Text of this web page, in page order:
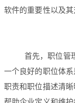
软件的重要性以及其
首先，职位管
一个良好的职位体
职责和职位描述清晰